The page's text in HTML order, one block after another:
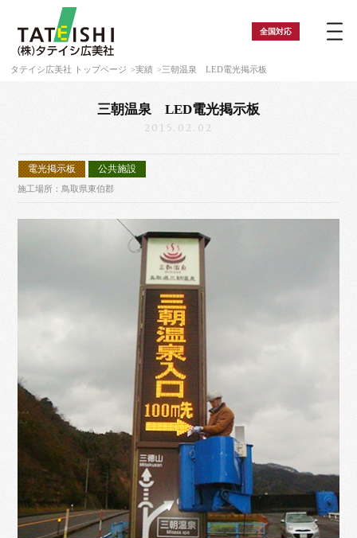
全国対応
タテイシ広美社 トップページ 実績 三朝温泉 LED電光掲示板
三朝温泉 LED電光掲示板
2015.02.02
電光掲示板 公共施設
施工場所：鳥取県東伯郡